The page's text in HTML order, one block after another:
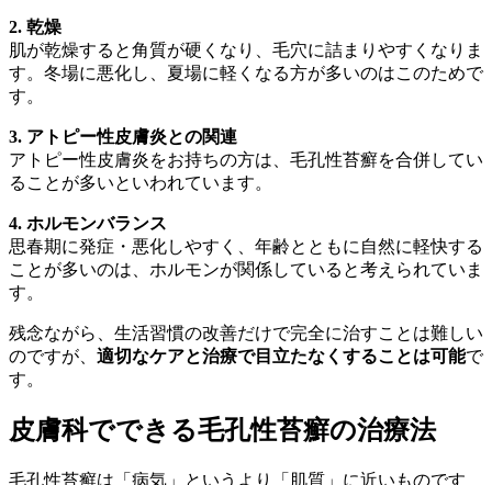
2. 乾燥
肌が乾燥すると角質が硬くなり、毛穴に詰まりやすくなりま
す。冬場に悪化し、夏場に軽くなる方が多いのはこのためで
す。
3. アトピー性皮膚炎との関連
アトピー性皮膚炎をお持ちの方は、毛孔性苔癬を合併してい
ることが多いといわれています。
4. ホルモンバランス
思春期に発症・悪化しやすく、年齢とともに自然に軽快する
ことが多いのは、ホルモンが関係していると考えられていま
す。
残念ながら、生活習慣の改善だけで完全に治すことは難しい
のですが、 適切なケアと治療で目立たなくすることは可能で
す。
皮膚科でできる毛孔性苔癬の治療法
毛孔性苔癬は「病気」というより「肌質」に近いものです